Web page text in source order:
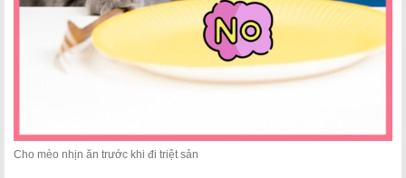
Cho mèo nhịn ăn trước khi đi triệt sản